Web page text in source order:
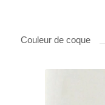
Couleur de coque